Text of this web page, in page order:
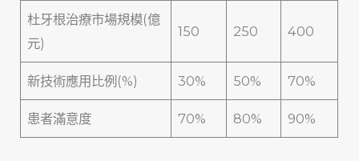
杜牙根治療市場規模(億
元)
150 250 400
新技術應用比例(%) 30% 50% 70%
患者滿意度 70% 80% 90%